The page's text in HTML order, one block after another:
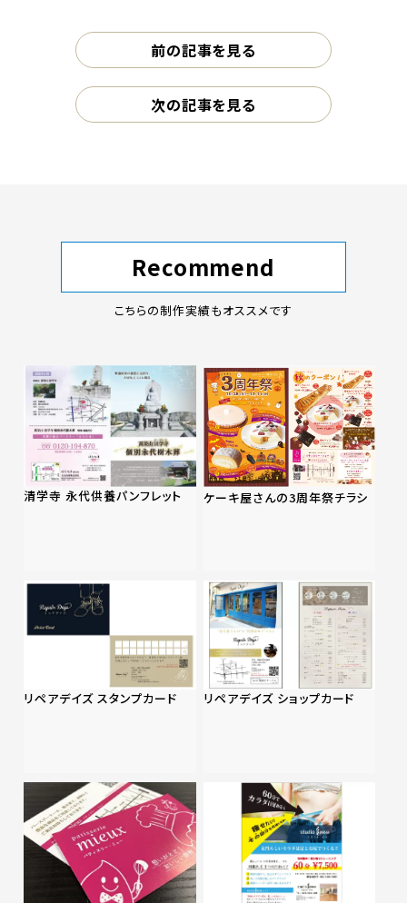
前の記事を見る
次の記事を見る
Recommend
こちらの制作実績もオススメです
清学寺 永代供養パンフレット ケーキ屋さんの3周年祭チラシ
リペアデイズ スタンプカード リペアデイズ ショップカード